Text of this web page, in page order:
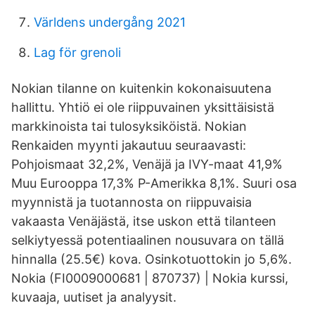
Världens undergång 2021
Lag för grenoli
Nokian tilanne on kuitenkin kokonaisuutena
hallittu. Yhtiö ei ole riippuvainen yksittäisistä
markkinoista tai tulosyksiköistä. Nokian
Renkaiden myynti jakautuu seuraavasti:
Pohjoismaat 32,2%, Venäjä ja IVY-maat 41,9%
Muu Eurooppa 17,3% P-Amerikka 8,1%. Suuri osa
myynnistä ja tuotannosta on riippuvaisia
vakaasta Venäjästä, itse uskon että tilanteen
selkiytyessä potentiaalinen nousuvara on tällä
hinnalla (25.5€) kova. Osinkotuottokin jo 5,6%.
Nokia (FI0009000681 | 870737) | Nokia kurssi,
kuvaaja, uutiset ja analyysit.